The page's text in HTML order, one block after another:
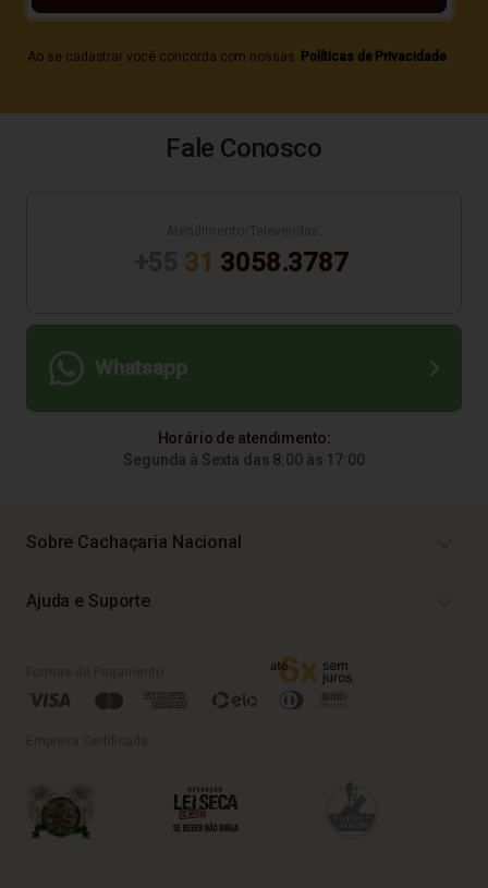
Ao se cadastrar você concorda com nossas Políticas de Privacidade
Fale Conosco
31 3058.3787
Whatsapp
Horário de atendimento:
Segunda à Sexta das 8:00 às 17:00
Sobre Cachaçaria Nacional
Ajuda e Suporte